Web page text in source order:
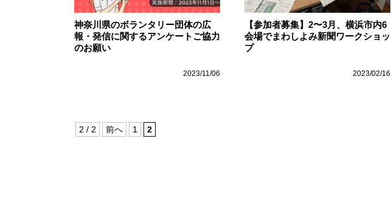
神奈川県のボランタリー団体の広
報・発信に関するアンケートご協力
のお願い
2023/11/06
【参加者募集】2〜3月、横浜市内6
会場でまわしよみ新聞ワークショッ
プ
2023/02/16
2 / 2 前へ 1 2